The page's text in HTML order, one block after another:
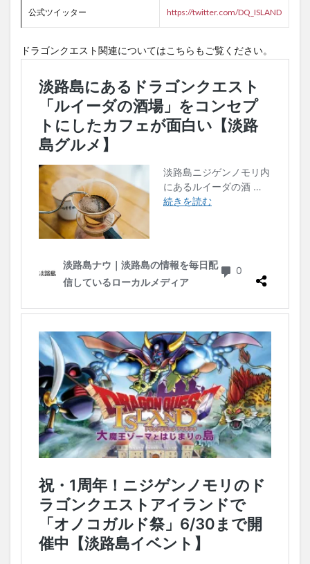
公式ツイッター https://twitter.com/DQ_ISLAND
ドラゴンクエスト関連についてはこちらもご覧ください。